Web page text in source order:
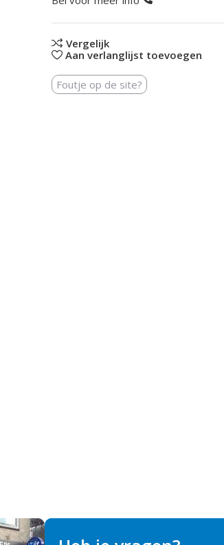
Vergelijk
Aan verlanglijst toevoegen
Foutje op de site?